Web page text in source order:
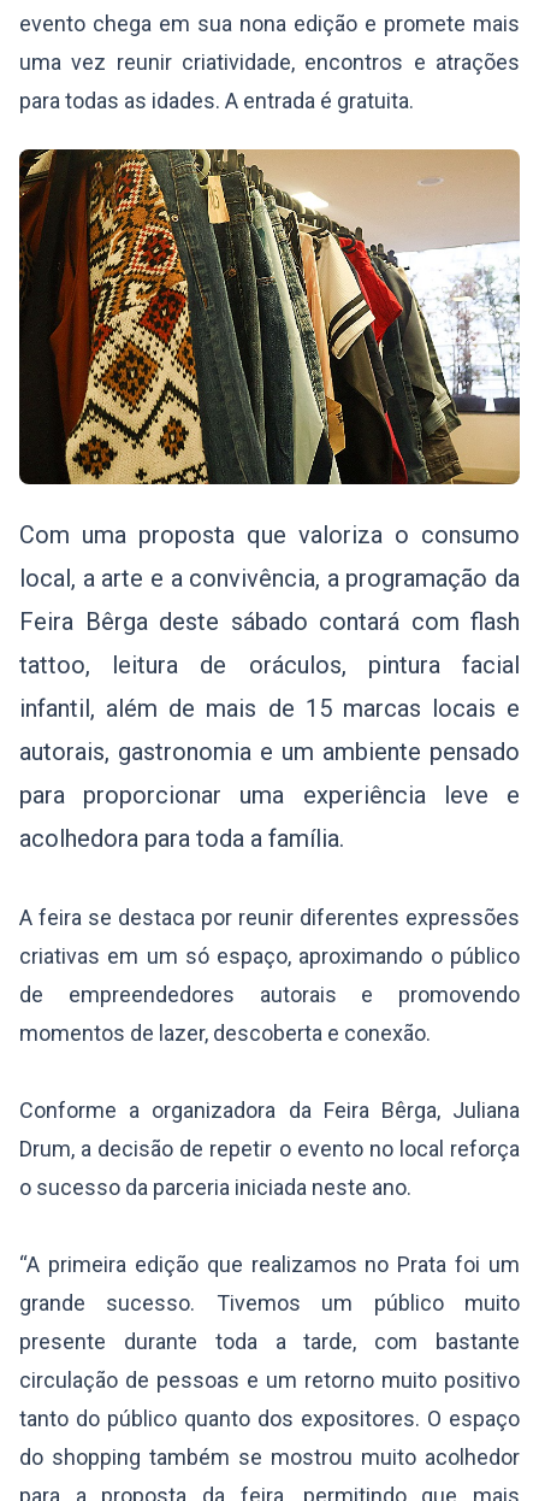
evento chega em sua nona edição e promete mais
uma vez reunir criatividade, encontros e atrações
para todas as idades. A entrada é gratuita.
Com uma proposta que valoriza o consumo
local, a arte e a convivência, a programação da
Feira Bêrga deste sábado contará com flash
tattoo, leitura de oráculos, pintura facial
infantil, além de mais de 15 marcas locais e
autorais, gastronomia e um ambiente pensado
para proporcionar uma experiência leve e
acolhedora para toda a família.
A feira se destaca por reunir diferentes expressões
criativas em um só espaço, aproximando o público
de empreendedores autorais e promovendo
momentos de lazer, descoberta e conexão.
Conforme a organizadora da Feira Bêrga, Juliana
Drum, a decisão de repetir o evento no local reforça
o sucesso da parceria iniciada neste ano.
“A primeira edição que realizamos no Prata foi um
grande sucesso. Tivemos um público muito
presente durante toda a tarde, com bastante
circulação de pessoas e um retorno muito positivo
tanto do público quanto dos expositores. O espaço
do shopping também se mostrou muito acolhedor